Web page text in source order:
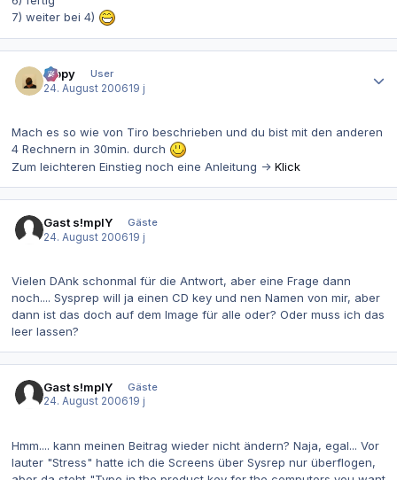
7) weiter bei 4)
toppy
User
24. August 200619 j
Mach es so wie von Tiro beschrieben und du bist mit den anderen
4 Rechnern in 30min. durch
Zum leichteren Einstieg noch eine Anleitung -> Klick
Gast s!mplY
Gäste
24. August 200619 j
Vielen DAnk schonmal für die Antwort, aber eine Frage dann
noch.... Sysprep will ja einen CD key und nen Namen von mir, aber
dann ist das doch auf dem Image für alle oder? Oder muss ich das
leer lassen?
Gast s!mplY
Gäste
24. August 200619 j
Hmm.... kann meinen Beitrag wieder nicht ändern? Naja, egal... Vor
lauter "Stress" hatte ich die Screens über Sysrep nur überflogen,